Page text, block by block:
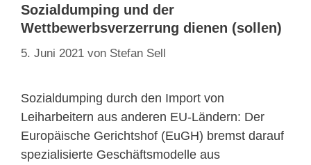
Sozialdumping und der
Wettbewerbsverzerrung dienen (sollen)
5. Juni 2021 von Stefan Sell
Sozialdumping durch den Import von
Leiharbeitern aus anderen EU-Ländern: Der
Europäische Gerichtshof (EuGH) bremst darauf
spezialisierte Geschäftsmodelle aus